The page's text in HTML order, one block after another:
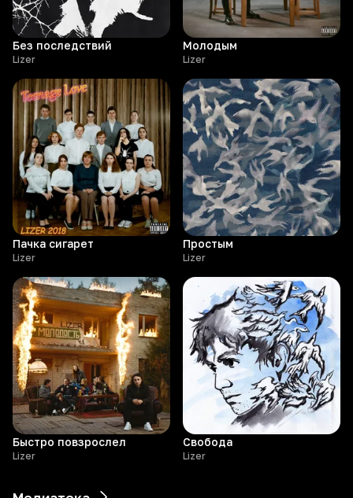
Без последствий
Lizer
Молодым
Lizer
Пачка сигарет
Lizer
Простым
Lizer
Быстро повзрослел
Lizer
Свобода
Lizer